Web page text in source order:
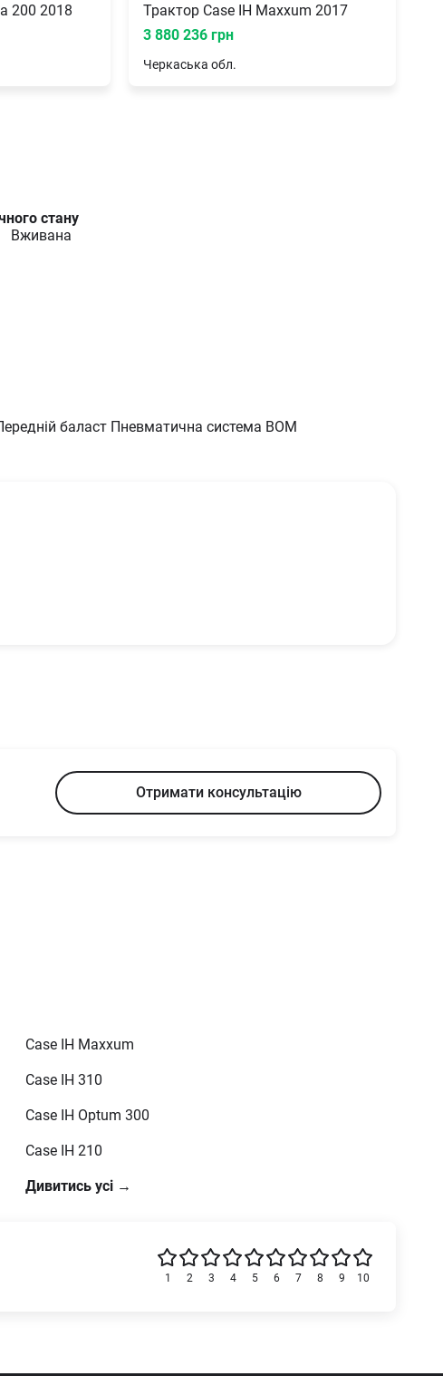
200 2018
Трактор Case IH Maxxum 2017
3 880 236 грн
Черкаська обл.
стану
Вживана
баласт Пневматична система ВОМ
Отримати консультацію
Case IH Maxxum
Case IH 310
Case IH Optum 300
Case IH 210
Дивитись усі →
10
9
8
7
6
5
4
3
2
1